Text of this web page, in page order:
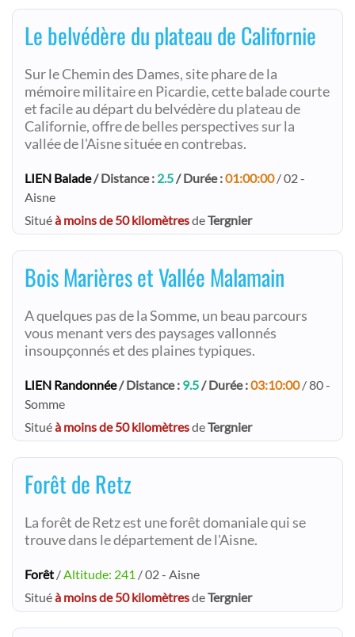
Le belvédère du plateau de Californie
Sur le Chemin des Dames, site phare de la
mémoire militaire en Picardie, cette balade courte
et facile au départ du belvédère du plateau de
Californie, offre de belles perspectives sur la
vallée de l'Aisne située en contrebas.
LIEN Balade/ Distance : 2.5/ Durée :01:00:00/ 02 -
Aisne
Situéà moins de 50 kilomètresdeTergnier
Bois Marières et Vallée Malamain
A quelques pas de la Somme, un beau parcours
vous menant vers des paysages vallonnés
insoupçonnés et des plaines typiques.
LIEN Randonnée/ Distance : 9.5/ Durée :03:10:00/ 80 -
Somme
Situéà moins de 50 kilomètresdeTergnier
Forêt de Retz
La forêt de Retz est une forêt domaniale qui se
trouve dans le département de l'Aisne.
Forêt /Altitude: 241 / 02 - Aisne
Situéà moins de 50 kilomètresdeTergnier